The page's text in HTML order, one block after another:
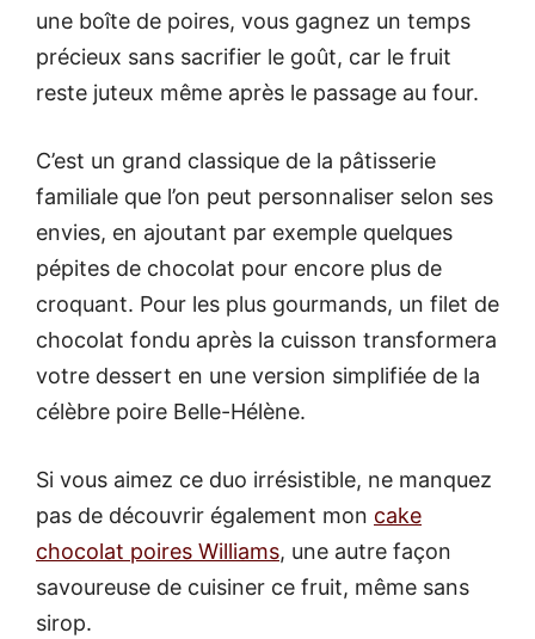
une boîte de poires, vous gagnez un temps
précieux sans sacrifier le goût, car le fruit
reste juteux même après le passage au four.
C’est un grand classique de la pâtisserie
familiale que l’on peut personnaliser selon ses
envies, en ajoutant par exemple quelques
pépites de chocolat pour encore plus de
croquant. Pour les plus gourmands, un filet de
chocolat fondu après la cuisson transformera
votre dessert en une version simplifiée de la
célèbre poire Belle-Hélène.
Si vous aimez ce duo irrésistible, ne manquez
pas de découvrir également mon cake
chocolat poires Williams, une autre façon
savoureuse de cuisiner ce fruit, même sans
sirop.